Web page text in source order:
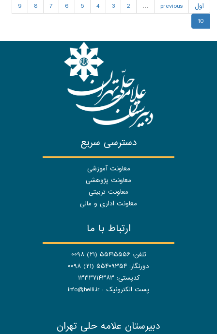
اول previous
…
2
3
4
5
6
7
8
9
10
دسترسی سریع
معاونت آموزشی
معاونت پژوهشی
معاونت تربیتی
معاونت اداری و مالی
ارتباط با ما
تلفن: ۵۵۴۱۵۵۵۶ (۲۱) ۰۰۹۸
دورنگار: ۵۵۴۰۹۳۵۴ (۲۱) ۰۰۹۸
کدپستی: ۱۳۳۳۷۱۴۳۸۳
پست الکترونیک : info@helli.ir
دبیرستان علامه حلی تهران